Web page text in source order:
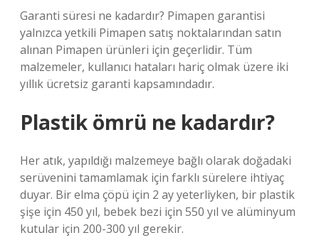
Garanti süresi ne kadardır? Pimapen garantisi
yalnızca yetkili Pimapen satış noktalarından satın
alınan Pimapen ürünleri için geçerlidir. Tüm
malzemeler, kullanıcı hataları hariç olmak üzere iki
yıllık ücretsiz garanti kapsamındadır.
Plastik ömrü ne kadardır?
Her atık, yapıldığı malzemeye bağlı olarak doğadaki
serüvenini tamamlamak için farklı sürelere ihtiyaç
duyar. Bir elma çöpü için 2 ay yeterliyken, bir plastik
şişe için 450 yıl, bebek bezi için 550 yıl ve alüminyum
kutular için 200-300 yıl gerekir.